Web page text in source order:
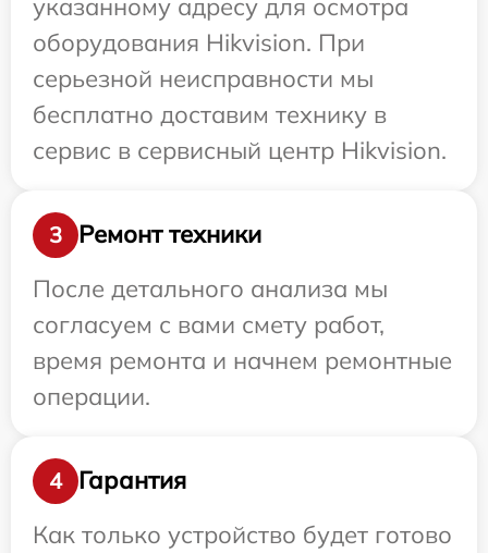
указанному адресу для осмотра
оборудования Hikvision. При
серьезной неисправности мы
бесплатно доставим технику в
сервис в сервисный центр Hikvision.
3
Ремонт техники
После детального анализа мы
согласуем с вами смету работ,
время ремонта и начнем ремонтные
операции.
4
Гарантия
Как только устройство будет готово